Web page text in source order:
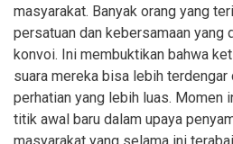
masyarakat. Banyak orang yang
persatuan dan kebersamaan yang
konvoi. Ini membuktikan bahwa
suara mereka bisa lebih terdengar
perhatian yang lebih luas. Momen
titik awal baru dalam upaya